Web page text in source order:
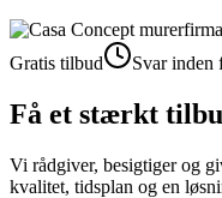
Gratis tilbud Svar inden
Få et stærkt
Vi rådgiver, besigtiger og
kvalitet, tidsplan og en